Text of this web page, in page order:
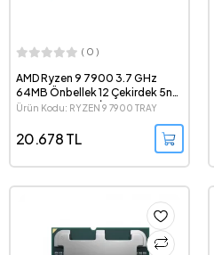
( 0 )
AMD Ryzen 9 7900 3.7 GHz
64MB Önbellek 12 Çekirdek 5nm
Soket AM5 Tray İşlemci
Ürün Kodu: RYZEN 9 7900 TRAY
20.678 TL